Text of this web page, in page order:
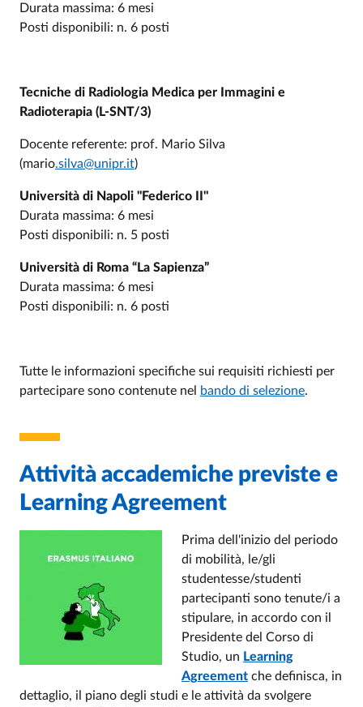
Durata massima: 6 mesi
Posti disponibili: n. 6 posti
Tecniche di Radiologia Medica per Immagini e
Radioterapia (L-SNT/3)
Docente referente: prof. Mario Silva
(mario.silva@unipr.it)
Università di Napoli "Federico II"
Durata massima: 6 mesi
Posti disponibili: n. 5 posti
Università di Roma “La Sapienza”
Durata massima: 6 mesi
Posti disponibili: n. 6 posti
Tutte le informazioni specifiche sui requisiti richiesti per
partecipare sono contenute nel
bando di selezione.
Attività accademiche previste e
Learning Agreement
Prima dell'inizio del periodo
di mobilità, le/gli
studentesse/studenti
partecipanti sono tenute/i a
stipulare, in accordo con il
Presidente del Corso di
Studio, un Learning
Agreement che definisca, in
dettaglio, il piano degli studi e le attività da svolgere